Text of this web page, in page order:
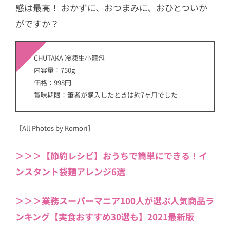
感は最高！ おかずに、おつまみに、おひとついか
がですか？
CHUTAKA 冷凍生小籠包
内容量：750g
価格：998円
賞味期限：筆者が購入したときは約7ヶ月でした
［All Photos by Komori］
＞＞＞【節約レシピ】おうちで簡単にできる！イ
ンスタント袋麺アレンジ6選
＞＞＞業務スーパーマニア100人が選ぶ人気商品ラ
ンキング【実食おすすめ30選も】2021最新版